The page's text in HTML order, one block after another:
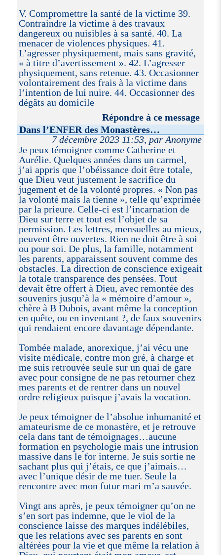
V. Compromettre la santé de la victime 39.
Contraindre la victime à des travaux
dangereux ou nuisibles à sa santé. 40. La
menacer de violences physiques. 41.
L’agresser physiquement, mais sans gravité,
« à titre d’avertissement ». 42. L’agresser
physiquement, sans retenue. 43. Occasionner
volontairement des frais à la victime dans
l’intention de lui nuire. 44. Occasionner des
dégâts au domicile
Répondre à ce message
Dans l’ENFER des Monastères…
7 décembre 2023 11:53, par Anonyme
Je peux témoigner comme Catherine et
Aurélie. Quelques années dans un carmel,
j’ai appris que l’obéissance doit être totale,
que Dieu veut justement le sacrifice du
jugement et de la volonté propres. « Non pas
la volonté mais la tienne », telle qu’exprimée
par la prieure. Celle-ci est l’incarnation de
Dieu sur terre et tout est l’objet de sa
permission. Les lettres, mensuelles au mieux,
peuvent être ouvertes. Rien ne doit être à soi
ou pour soi. De plus, la famille, notamment
les parents, apparaissent souvent comme des
obstacles. La direction de conscience exigeait
la totale transparence des pensées. Tout
devait être offert à Dieu, avec remontée des
souvenirs jusqu’à la « mémoire d’amour »,
chère à B Dubois, avant même la conception
en quête, ou en inventant ?, de faux souvenirs
qui rendaient encore davantage dépendante.
Tombée malade, anorexique, j’ai vécu une
visite médicale, contre mon gré, à charge et
me suis retrouvée seule sur un quai de gare
avec pour consigne de ne pas retourner chez
mes parents et de rentrer dans un nouvel
ordre religieux puisque j’avais la vocation.
Je peux témoigner de l’absolue inhumanité et
amateurisme de ce monastère, et je retrouve
cela dans tant de témoignages…aucune
formation en psychologie mais une intrusion
massive dans le for interne. Je suis sortie ne
sachant plus qui j’étais, ce que j’aimais…
avec l’unique désir de me tuer. Seule la
rencontre avec mon futur mari m’a sauvée.
Vingt ans après, je peux témoigner qu’on ne
s’en sort pas indemne, que le viol de la
conscience laisse des marques indélébiles,
que les relations avec ses parents en sont
altérées pour la vie et que même la relation à